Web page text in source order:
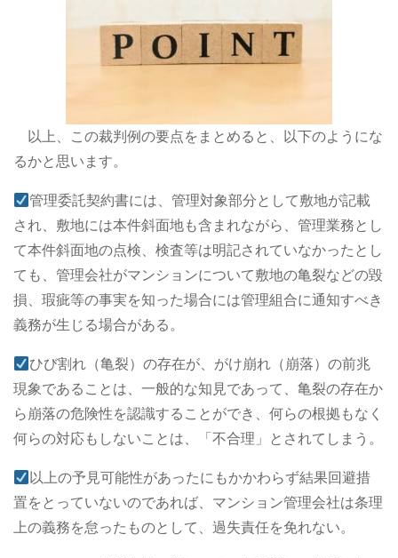
以上、この裁判例の要点をまとめると、以下のようにな
るかと思います。
管理委託契約書には、管理対象部分として敷地が記載
され、敷地には本件斜面地も含まれながら、管理業務とし
て本件斜面地の点検、検査等は明記されていなかったとし
ても、管理会社がマンションについて敷地の亀裂などの毀
損、瑕疵等の事実を知った場合には管理組合に通知すべき
義務が生じる場合がある。
ひび割れ（亀裂）の存在が、がけ崩れ（崩落）の前兆
現象であることは、一般的な知見であって、亀裂の存在か
ら崩落の危険性を認識することができ、何らの根拠もなく
何らの対応もしないことは、「不合理」とされてしまう。
以上の予見可能性があったにもかかわらず結果回避措
置をとっていないのであれば、マンション管理会社は条理
上の義務を怠ったものとして、過失責任を免れない。